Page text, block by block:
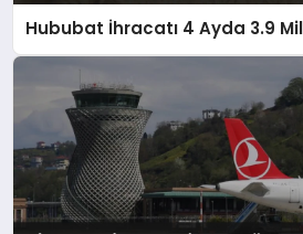
Hububat İhracatı 4 Ayda 3.9